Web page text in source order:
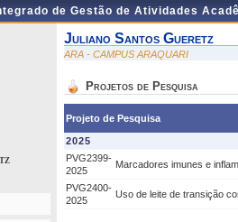
de Gestão de Atividades
Juliano Santos Gueretz
ARA - CAMPUS ARAQUARI
Projetos de Pesquisa
Projeto de Pesquisa
2025
PVG2399-
2025
Marcadores imunes e
PVG2400-
2025
Uso de leite de transição